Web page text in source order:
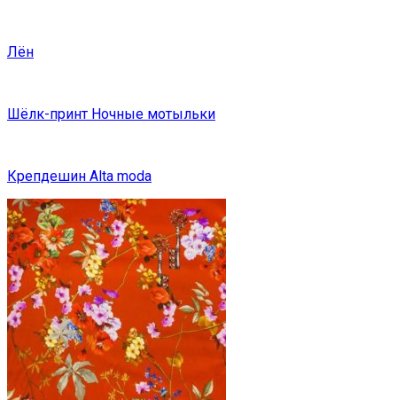
Лён
Шёлк-принт Ночные мотыльки
Крепдешин Alta moda